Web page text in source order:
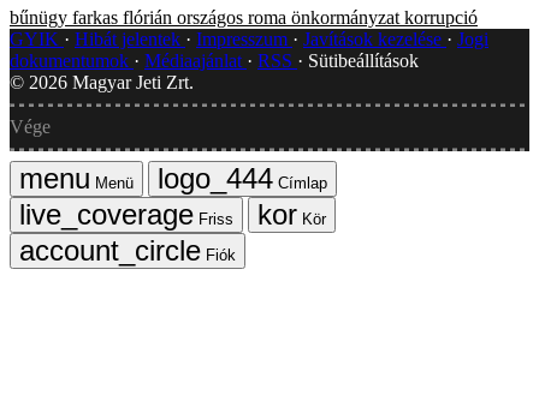
bűnügy farkas flórián országos roma önkormányzat korrupció
GYIK
Hibát jelentek Impresszum Javítások kezelése
Jogi
dokumentumok
Médiaajánlat RSS
Sütibeállítások
© 2026 Magyar Jeti Zrt.
Vége
Menü
Címlap
Friss
Kör
Fiók